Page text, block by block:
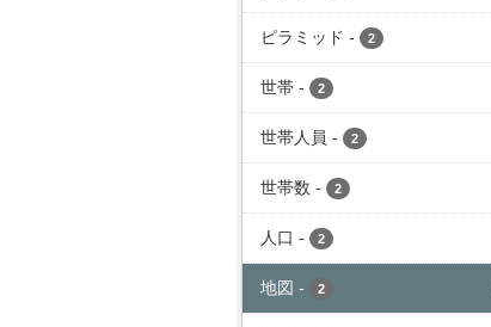
ピラミッド - 2
世帯 - 2
世帯人員 - 2
世帯数 - 2
人口 - 2
地図 - 2